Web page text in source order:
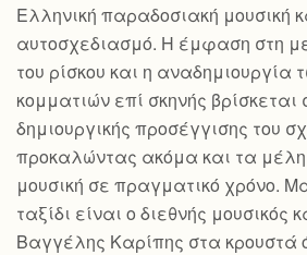
Ελληνική παραδοσιακή μουσική
αυτοσχεδιασμό. Η έμφαση στη
του ρίσκου και η αναδημιουργία
κομματιών επί σκηνής βρίσκεται
δημιουργικής προσέγγισης του
προκαλώντας ακόμα και τα
μουσική σε πραγματικό χρόνο.
ταξίδι είναι ο διεθνής μουσικός
Βαγγέλης Καρίπης στα κρουστά